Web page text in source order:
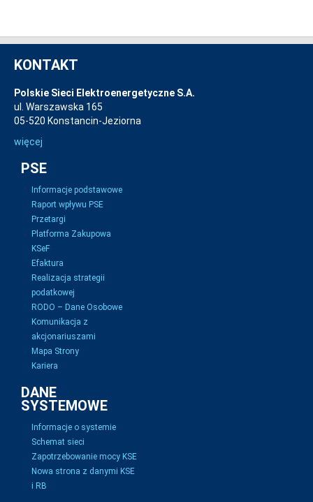
KONTAKT
Polskie Sieci Elektroenergetyczne S.A.
ul. Warszawska 165
05-520 Konstancin-Jeziorna
więcej
PSE
Informacje podstawowe
Raport wpływu PSE
Przetargi
Platforma Zakupowa
KSeF
Efaktura
Realizacja strategii
podatkowej
RODO – Dane Osobowe
Komunikacja z
akcjonariuszami
Mapa Strony
Kariera
DANE
SYSTEMOWE
Informacje o systemie
Schemat sieci
Zapotrzebowanie mocy KSE
Nowa strona z danymi KSE
i RB